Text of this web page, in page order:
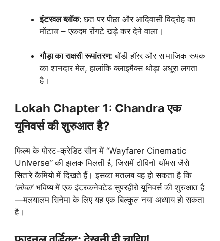
इंटरवल ब्लॉक: छत पर पीछा और आदिवासी विद्रोह का
मोंटाज – एकदम रोंगटे खड़े कर देने वाला।
गौड़ा का राक्षसी रूपांतरण: बॉडी हॉरर और सामाजिक रूपक
का शानदार मेल, हालांकि क्लाइमैक्स थोड़ा अधूरा लगता
है।
Lokah Chapter 1: Chandra एक
यूनिवर्स की शुरुआत है?
फिल्म के पोस्ट-क्रेडिट सीन में “Wayfarer Cinematic
Universe” की झलक मिलती है, जिसमें टोविनो थॉमस जैसे
सितारे कैमियो में दिखते हैं। इसका मतलब यह हो सकता है कि
‘लोका’भविष्य में एक इंटरकनेक्टेड सुपरहीरो यूनिवर्स की शुरुआत है
—मलयालम सिनेमा के लिए यह एक बिल्कुल नया अध्याय हो सकता
है।